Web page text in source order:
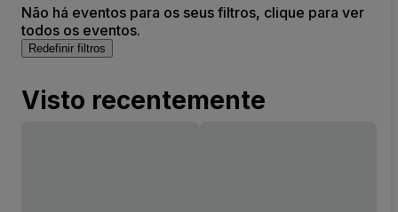
Não há eventos para os seus filtros, clique para ver
todos os eventos.
Redefinir filtros
Visto recentemente